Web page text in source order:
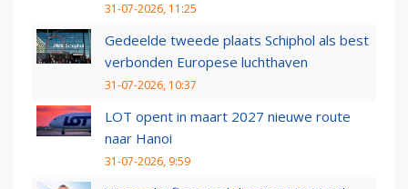
31-07-2026, 11:25
Gedeelde tweede plaats Schiphol als best
verbonden Europese luchthaven
31-07-2026, 10:37
LOT opent in maart 2027 nieuwe route
naar Hanoi
31-07-2026, 9:59